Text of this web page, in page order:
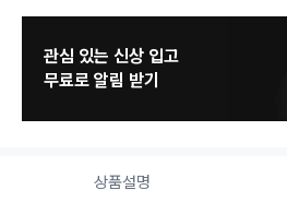
관심 있는 신상 입고
무료로 알림 받기
상품설명